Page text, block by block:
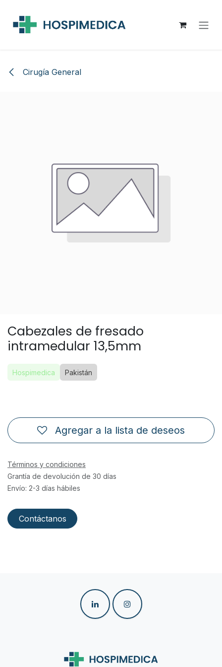
Cirugía General
Cabezales de fresado
intramedular 13,5mm
Hospimedica Pakistán
Agregar a la lista de deseos
Términos y condiciones
Grantía de devolución de 30 días
Envío: 2-3 días hábiles
Contáctanos